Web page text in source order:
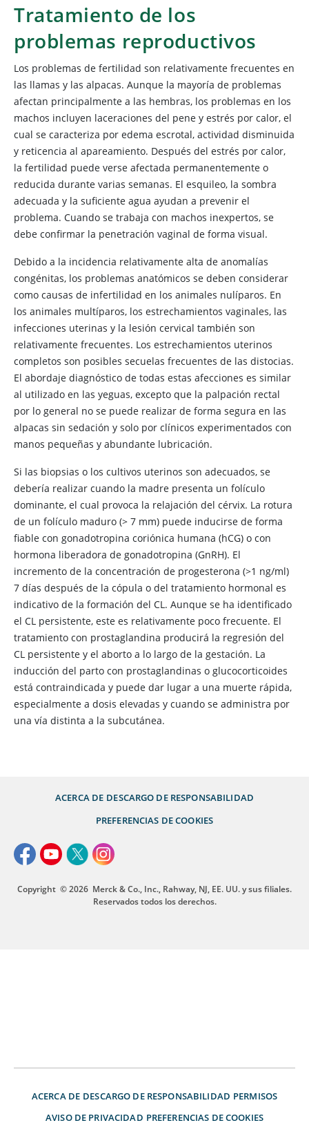
Tratamiento de los
problemas reproductivos
Los problemas de fertilidad son relativamente frecuentes en
las llamas y las alpacas. Aunque la mayoría de problemas
afectan principalmente a las hembras, los problemas en los
machos incluyen laceraciones del pene y estrés por calor, el
cual se caracteriza por edema escrotal, actividad disminuida
y reticencia al apareamiento. Después del estrés por calor,
la fertilidad puede verse afectada permanentemente o
reducida durante varias semanas. El esquileo, la sombra
adecuada y la suficiente agua ayudan a prevenir el
problema. Cuando se trabaja con machos inexpertos, se
debe confirmar la penetración vaginal de forma visual.
Debido a la incidencia relativamente alta de anomalías
congénitas, los problemas anatómicos se deben considerar
como causas de infertilidad en los animales nulíparos. En
los animales multíparos, los estrechamientos vaginales, las
infecciones uterinas y la lesión cervical también son
relativamente frecuentes. Los estrechamientos uterinos
completos son posibles secuelas frecuentes de las distocias.
El abordaje diagnóstico de todas estas afecciones es similar
al utilizado en las yeguas, excepto que la palpación rectal
por lo general no se puede realizar de forma segura en las
alpacas sin sedación y solo por clínicos experimentados con
manos pequeñas y abundante lubricación.
Si las biopsias o los cultivos uterinos son adecuados, se
debería realizar cuando la madre presenta un folículo
dominante, el cual provoca la relajación del cérvix. La rotura
de un folículo maduro (> 7 mm) puede inducirse de forma
fiable con gonadotropina coriónica humana (hCG) o con
hormona liberadora de gonadotropina (GnRH). El
incremento de la concentración de progesterona (>1 ng/ml)
7 días después de la cópula o del tratamiento hormonal es
indicativo de la formación del CL. Aunque se ha identificado
el CL persistente, este es relativamente poco frecuente. El
tratamiento con prostaglandina producirá la regresión del
CL persistente y el aborto a lo largo de la gestación. La
inducción del parto con prostaglandinas o glucocorticoides
está contraindicada y puede dar lugar a una muerte rápida,
especialmente a dosis elevadas y cuando se administra por
una vía distinta a la subcutánea.
ACERCA DE DESCARGO DE RESPONSABILIDAD
PREFERENCIAS DE COOKIES
Copyright © 2026 Merck & Co., Inc., Rahway, NJ, EE. UU. y sus filiales.
Reservados todos los derechos.
ACERCA DE DESCARGO DE RESPONSABILIDAD PERMISOS
AVISO DE PRIVACIDAD PREFERENCIAS DE COOKIES